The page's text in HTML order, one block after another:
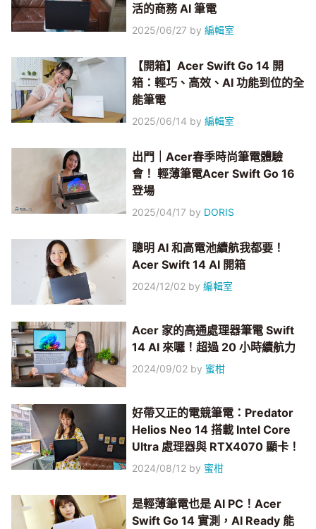
活的商務 AI 筆電
2025/06/27 by編輯室
【開箱】Acer Swift Go 14 開
箱：輕巧、高效、AI 功能到位的全
能筆電
2025/06/14 by編輯室
出門｜Acer春季時尚筆電體驗
會！ 輕薄筆電Acer Swift Go 16
登場
2025/04/17 by DORIS
聰明 AI 和高電池續航我都要！
Acer Swift 14 AI 開箱
2024/12/02 by編輯室
Acer 家的高通處理器筆電 Swift
14 AI 來囉！超過 20 小時續航力
2024/09/02 by 蜜柑
好帶又正的電競筆電：Predator
Helios Neo 14 搭載 Intel Core
Ultra 處理器與 RTX4070 顯卡！
2024/08/12 by 蜜柑
是輕薄筆電也是 AI PC！Acer
Swift Go 14 實測，AI Ready 能